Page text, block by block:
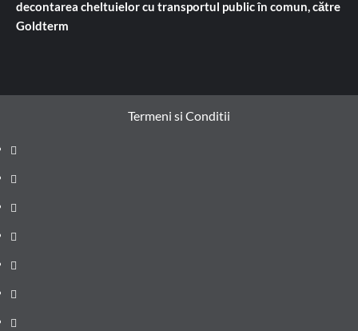
decontarea cheltuielor cu transportul public în comun, către
Goldterm
Termeni si Conditii
Prima
pagină
Știri
de
ultima
Administrație
locală
Actualitate
Justiție
Cultura
Sănătate